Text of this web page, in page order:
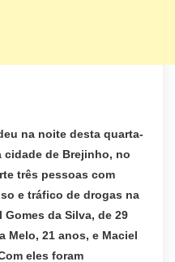
na noite desta quarta-
cidade de Brejinho, no
três pessoas com
e tráfico de drogas na
da Silva, de 29
Melo, 21 anos, e Maciel
eles foram